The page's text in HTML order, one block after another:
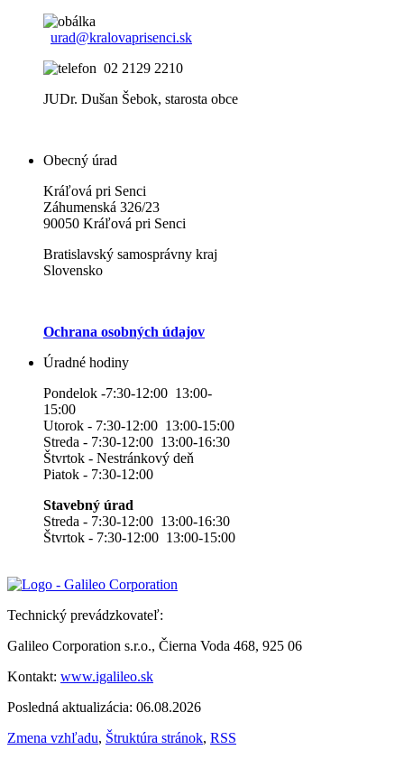
urad@kralovaprisenci.sk
02 2129 2210
JUDr. Dušan Šebok, starosta obce
Obecný úrad
Kráľová pri Senci
Záhumenská 326/23
90050 Kráľová pri Senci
Bratislavský samosprávny kraj
Slovensko
Ochrana osobných údajov
Úradné hodiny
Pondelok -7:30-12:00 13:00-
15:00
Utorok - 7:30-12:00 13:00-15:00
Streda - 7:30-12:00 13:00-16:30
Štvrtok - Nestránkový deň
Piatok - 7:30-12:00
Stavebný úrad
Streda - 7:30-12:00 13:00-16:30
Štvrtok - 7:30-12:00 13:00-15:00
Technický prevádzkovateľ:
Galileo Corporation s.r.o., Čierna Voda 468, 925 06
Kontakt: www.igalileo.sk
Posledná aktualizácia: 06.08.2026
Zmena vzhľadu, Štruktúra stránok, RSS